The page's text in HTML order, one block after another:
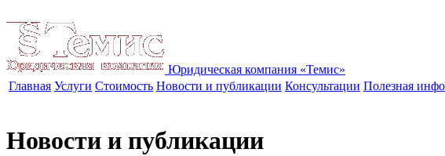
Юридическая компания «Темис»
Главная Услуги Стоимость Новости и публикации Консультации Полезная
Новости и публикации